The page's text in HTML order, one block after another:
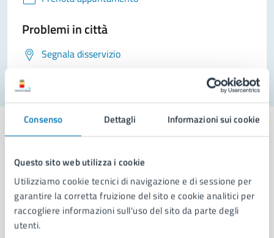
Consenso Dettagli Informazioni sui cookie
Questo sito web utilizza i cookie
Utilizziamo cookie tecnici di navigazione e di sessione per
garantire la corretta fruizione del sito e cookie analitici per
raccogliere informazioni sull'uso del sito da parte degli
utenti.
Problemi in città
Segnala disservizio
Comune di Napoli
AMMINISTRAZIONE
Aree amministrative